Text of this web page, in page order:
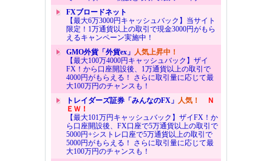
FXブロードネット
【最大6万3000円キャッシュバック】当サイト
限定！1万通貨以上の取引で現金3000円がもら
えるキャンペーン実施中！
GMO外貨「外貨ex」 人気上昇中！
【最大100万4000円キャッシュバック】ザイ
FX！から口座開設後、1万通貨以上の取引で
4000円がもらえる！ さらに取引量に応じて最
大100万円のチャンスも！
トレイダーズ証券「みんなのFX」 人気！
Ｎ
ＥＷ！
【最大101万円キャッシュバック】ザイFX！か
ら口座開設後、FX口座で5万通貨以上の取引で
5000円+シストレ口座で5万通貨以上の取引で
5000円がもらえる！ さらに取引量に応じて最
大100万円のチャンスも！